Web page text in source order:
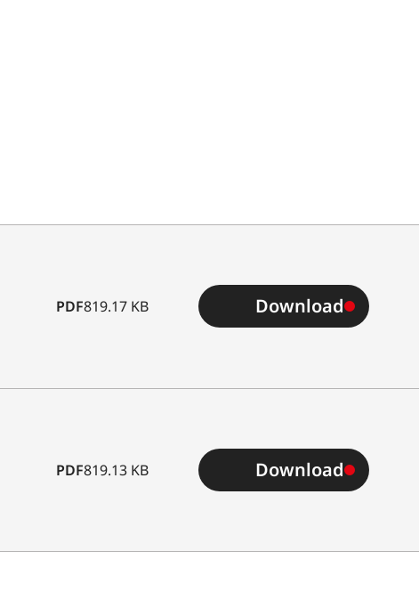
PDF819.17 KB Download
PDF819.13 KB Download